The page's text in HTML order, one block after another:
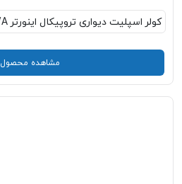
کولر اسپلیت دیواری تروپیکال اینورتر IRG IAC-30CH/XA-TIN/A
مشاهده محصول